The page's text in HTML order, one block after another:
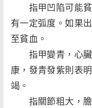
指甲凹陷可能貧
有一定弧度。如果
至貧血。
指甲變青，心臟
康，發青發紫則表
竭。
指關節粗大，膽